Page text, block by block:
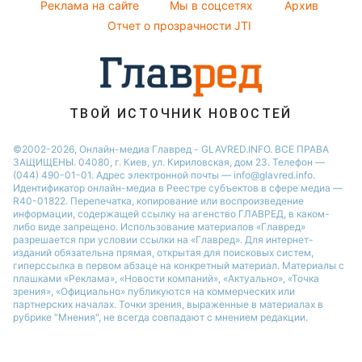
Новости Запорожья
Авто
Реклама на сайте
Мы в соцсетях
Архив
Отчет о прозрачности JTI
ТВОЙ ИСТОЧНИК НОВОСТЕЙ
©2002-2026, Онлайн-медиа Главред - GLAVRED.INFO. ВСЕ ПРАВА
ЗАЩИЩЕНЫ. 04080, г. Киев, ул. Кириловская, дом 23. Телефон —
(044) 490-01-01. Адрес электронной почты — info@glavred.info.
Идентификатор онлайн-медиа в Реестре cубъектов в сфере медиа —
R40-01822. Перепечатка, копирование или воспроизведение
информации, содержащей ссылку на агенство ГЛАВРЕД, в каком-
либо виде запрещено. Использование материалов «Главред»
разрешается при условии ссылки на «Главред». Для интернет-
изданий обязательна прямая, открытая для поисковых систем,
гиперссылка в первом абзаце на конкретный материал. Материалы с
плашками «Реклама», «Новости компаний», «Актуально», «Точка
зрения», «Официально» публикуются на коммерческих или
партнерских началах. Точки зрения, выраженные в материалах в
рубрике "Мнения", не всегда совпадают с мнением редакции.